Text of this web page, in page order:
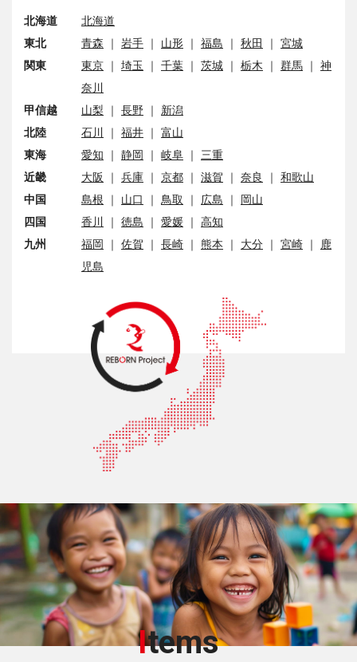
北海道
北海道
東北
青森 ｜ 岩手 ｜ 山形 ｜ 福島 ｜ 秋田 ｜ 宮城
関東
東京 ｜ 埼玉 ｜ 千葉 ｜ 茨城 ｜ 栃木 ｜ 群馬 ｜ 神
奈川
甲信越
山梨 ｜ 長野 ｜ 新潟
北陸
石川 ｜ 福井 ｜ 富山
東海
愛知 ｜ 静岡 ｜ 岐阜 ｜ 三重
近畿
大阪 ｜ 兵庫 ｜ 京都 ｜ 滋賀 ｜ 奈良 ｜ 和歌山
中国
島根 ｜ 山口 ｜ 鳥取 ｜ 広島 ｜
岡山
四国
香川 ｜ 徳島 ｜ 愛媛 ｜ 高知
九州
福岡 ｜ 佐賀 ｜ 長崎 ｜ 熊本 ｜ 大分 ｜ 宮崎 ｜ 鹿
児島
Items